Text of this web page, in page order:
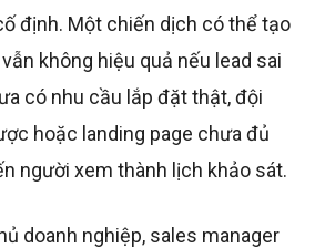
định. Một chiến dịch có thể tạo
không hiệu quả nếu lead sai
có nhu cầu lắp đặt thật, đội
hoặc landing page chưa đủ
người xem thành lịch khảo sát.
doanh nghiệp, sales manager